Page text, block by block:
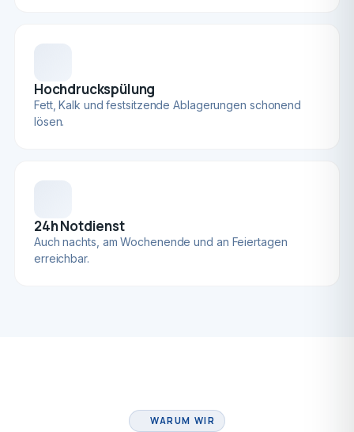
Hochdruckspülung
Fett, Kalk und festsitzende Ablagerungen schonend
lösen.
24h Notdienst
Auch nachts, am Wochenende und an Feiertagen
erreichbar.
WARUM WIR